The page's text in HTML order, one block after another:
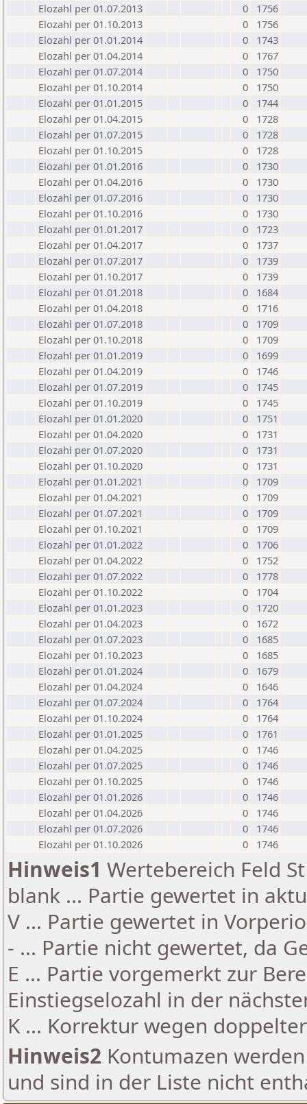
Elozahl per 01.07.2013
0
1756
Elozahl per 01.10.2013
0
1756
Elozahl per 01.01.2014
0
1743
Elozahl per 01.04.2014
0
1767
Elozahl per 01.07.2014
0
1750
Elozahl per 01.10.2014
0
1750
Elozahl per 01.01.2015
0
1744
Elozahl per 01.04.2015
0
1728
Elozahl per 01.07.2015
0
1728
Elozahl per 01.10.2015
0
1728
Elozahl per 01.01.2016
0
1730
Elozahl per 01.04.2016
0
1730
Elozahl per 01.07.2016
0
1730
Elozahl per 01.10.2016
0
1730
Elozahl per 01.01.2017
0
1723
Elozahl per 01.04.2017
0
1737
Elozahl per 01.07.2017
0
1739
Elozahl per 01.10.2017
0
1739
Elozahl per 01.01.2018
0
1684
Elozahl per 01.04.2018
0
1716
Elozahl per 01.07.2018
0
1709
Elozahl per 01.10.2018
0
1709
Elozahl per 01.01.2019
0
1699
Elozahl per 01.04.2019
0
1746
Elozahl per 01.07.2019
0
1745
Elozahl per 01.10.2019
0
1745
Elozahl per 01.01.2020
0
1751
Elozahl per 01.04.2020
0
1731
Elozahl per 01.07.2020
0
1731
Elozahl per 01.10.2020
0
1731
Elozahl per 01.01.2021
0
1709
Elozahl per 01.04.2021
0
1709
Elozahl per 01.07.2021
0
1709
Elozahl per 01.10.2021
0
1709
Elozahl per 01.01.2022
0
1706
Elozahl per 01.04.2022
0
1752
Elozahl per 01.07.2022
0
1778
Elozahl per 01.10.2022
0
1704
Elozahl per 01.01.2023
0
1720
Elozahl per 01.04.2023
0
1672
Elozahl per 01.07.2023
0
1685
Elozahl per 01.10.2023
0
1685
Elozahl per 01.01.2024
0
1679
Elozahl per 01.04.2024
0
1646
Elozahl per 01.07.2024
0
1764
Elozahl per 01.10.2024
0
1764
Elozahl per 01.01.2025
0
1761
Elozahl per 01.04.2025
0
1746
Elozahl per 01.07.2025
0
1746
Elozahl per 01.10.2025
0
1746
Elozahl per 01.01.2026
0
1746
Elozahl per 01.04.2026
0
1746
Elozahl per 01.07.2026
0
1746
Elozahl per 01.10.2026
0 1746
Hinweis1 Wertebereich Feld
blank ... Partie gewertet in
V ... Partie gewertet in
- ... Partie nicht gewertet, da
E ... Partie vorgemerkt zur
Einstiegselozahl in der
K ... Korrektur wegen
Hinweis2 Kontumazen
und sind in der Liste nicht